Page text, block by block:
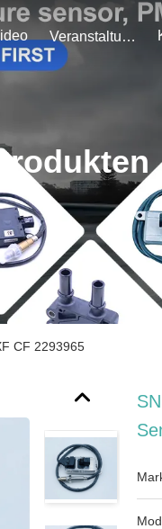
Veranstaltungen
CF 2293965